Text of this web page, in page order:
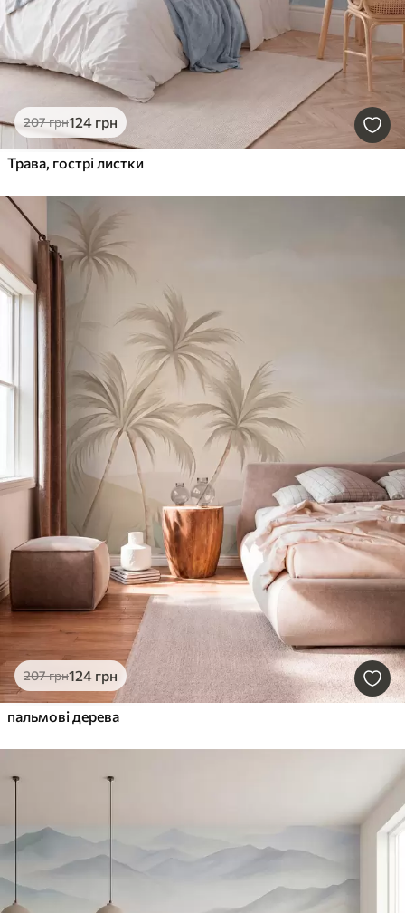
207грн124 грн
Трава, гострі листки
207грн124 грн
пальмові дерева